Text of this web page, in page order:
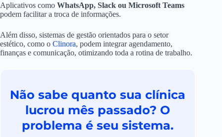
Aplicativos como WhatsApp, Slack ou Microsoft Teams
podem facilitar a troca de informações.
Além disso, sistemas de gestão orientados para o setor
estético, como o Clinora, podem integrar agendamento,
finanças e comunicação, otimizando toda a rotina de trabalho.
Não sabe quanto sua clínica
lucrou mês passado? O
problema é seu sistema.